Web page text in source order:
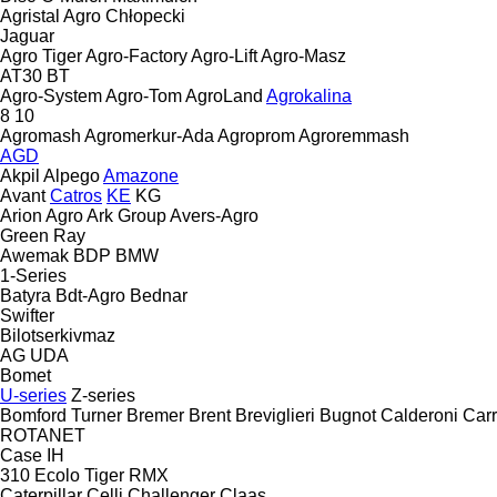
Agristal Agro Chłopecki
Jaguar
Agro TigerAgro-FactoryAgro-LiftAgro-Masz
AT30 BT
Agro-SystemAgro-TomAgroLand Agrokalina
8 10
Agromash Agromerkur-Ada AgropromAgroremmash
AGD
Akpil AlpegoAmazone
Avant Catros KE KG
Arion AgroArk GroupAvers-Agro
Green Ray
Awemak BDP BMW
1-Series
Batyra Bdt-Agro Bednar
Swifter
Bilotserkivmaz
AG UDA
Bomet
U-series Z-series
Bomford Turner Bremer Brent Breviglieri Bugnot Calderoni
ROTANET
Case IH
310 Ecolo Tiger RMX